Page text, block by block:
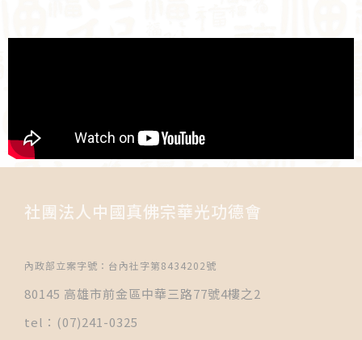
社團法人中國真佛宗華光功德會
內政部立案字號：台內社字第8434202號
80145 高雄市前金區中華三路77號4樓之2
tel：(07)241-0325